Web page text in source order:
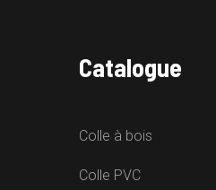
Catalogue
Colle à bois
Colle PVC